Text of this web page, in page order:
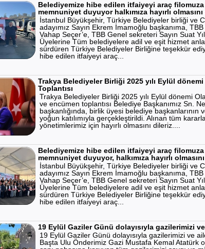
Belediyemize hibe edilen itfaiyeyi araç filomuza
memnuniyet duyuyor halkımıza hayırlı
İstanbul Büyükşehir, Türkiye Belediyeler birliği ve
adayımız Sayın Ekrem İmamoğlu başkanıma,
Vahap Seçer’e, TBB Genel sekreteri Sayın Suat
Üyelerine Tüm belediyelere adil ve eşit hizmet
sürdüren Türkiye Belediyeler Birliğine teşekkür
hibe edilen itfaiyeyi araç...
Trakya Belediyeler Birliği 2025 yılı Eylül
Toplantısı
Trakya Belediyeler Birliği 2025 yılı Eylül dönemi
ve encümen toplantısı Belediye Başkanımız Sn.
başkanlığında, birlik üyesi belediye başkanlarının
yoğun katılımıyla gerçekleştirildi. Alınan tüm
yönetimlerimiz için hayırlı olmasını dileriz....
Belediyemize hibe edilen itfaiyeyi araç filomuza
memnuniyet duyuyor, halkımıza hayırlı
İstanbul Büyükşehir, Türkiye Belediyeler birliği ve
adayımız Sayın Ekrem İmamoğlu başkanıma,
Vahap Seçer’e, TBB Genel sekreteri Sayın Suat
Üyelerine Tüm belediyelere adil ve eşit hizmet
sürdüren Türkiye Belediyeler Birliğine teşekkür
hibe edilen itfaiyeyi araç...
19 Eylül Gaziler Günü dolayısıyla gazilerimizi
19 Eylül Gaziler Günü dolayısıyla gazilerimizi ve
Başta Ulu Önderimiz Gazi Mustafa Kemal Atatürk